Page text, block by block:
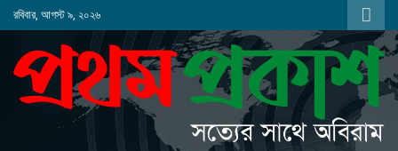
Skip
to
রবিবার, আগস্ট ৯, ২০২৬